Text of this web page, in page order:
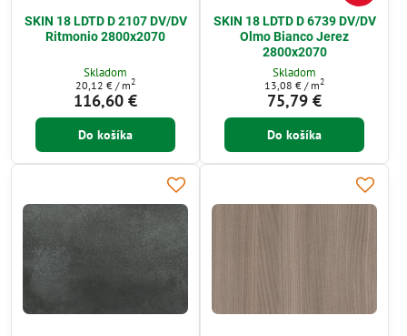
SKIN 18 LDTD D 2107 DV/DV
Ritmonio 2800x2070
Skladom
116,60 €
20,12 € / m2
Do košíka
SKIN 18 LDTD D 6739 DV/DV
Olmo Bianco Jerez
2800x2070
Skladom
75,79 €
13,08 € / m2
Do košíka